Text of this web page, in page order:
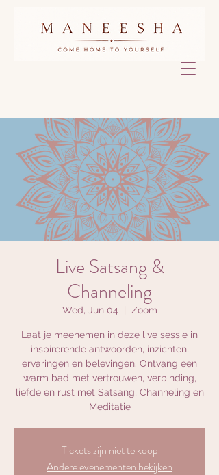
Live Satsang &
Channeling
Wed, Jun 04 Zoom
Laat je meenemen in deze live sessie in
inspirerende antwoorden, inzichten,
ervaringen en belevingen. Ontvang een
warm bad met vertrouwen, verbinding,
liefde en rust met Satsang, Channeling en
Meditatie
Tickets zijn niet te koop
Andere evenementen bekijken